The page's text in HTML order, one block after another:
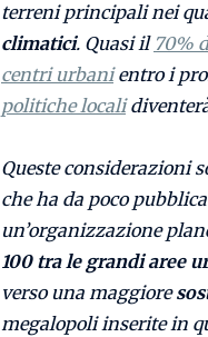
terreni principali nei
climatici. Quasi il 70%
centri urbanientro i
politiche locali
Queste considerazioni
che ha da poco
un’organizzazione
100 tra le grandi aree
verso una maggiore
megalopoli inserite in